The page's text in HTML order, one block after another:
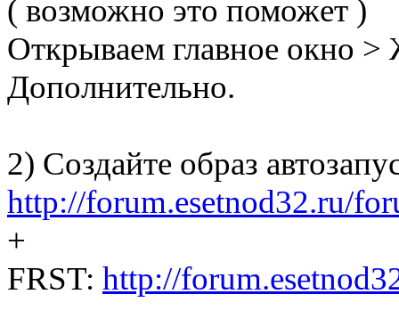
( возможно это поможет )
Открываем главное окно
Дополнительно.
2) Создайте образ
http://forum.esetnod32.ru/
+
FRST: http://